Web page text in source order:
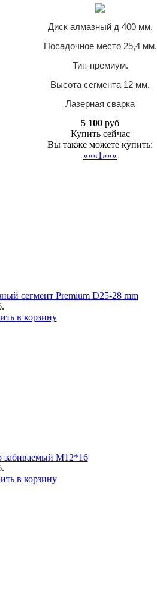
Диск алмазный д 400 мм.
Посадочное место 25,4 мм.
Тип-премиум.
Высота сегмента 12 мм.
Лазерная сварка
5 100 руб
Купить сейчас
Вы также можете купить:
«««1 »»»
сегмент Premium D25-28 mm
в корзину
забиваемый М12*16
в корзину